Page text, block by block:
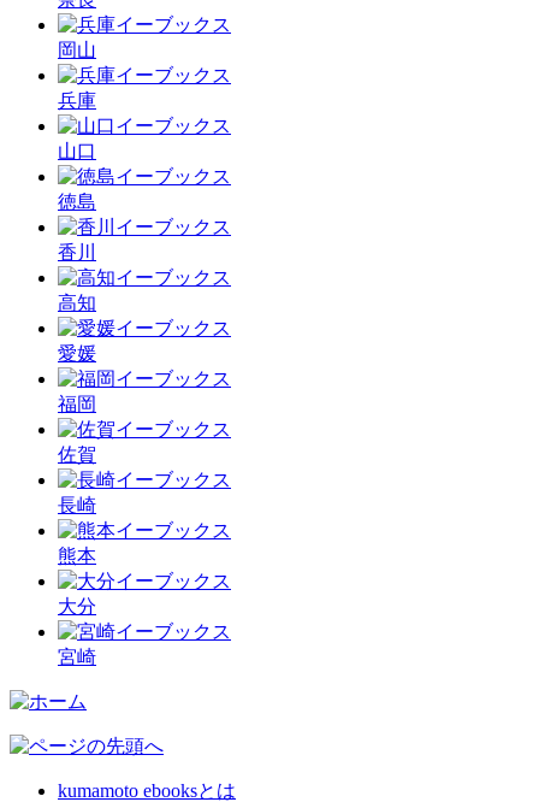
岡山
兵庫
山口
徳島
香川
高知
愛媛
福岡
佐賀
長崎
熊本
大分
宮崎
kumamoto ebooksとは